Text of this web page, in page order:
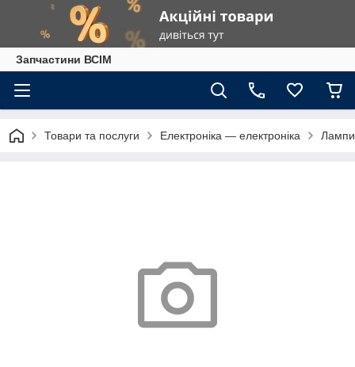
Запчастини ВСІМ
Товари та послуги Електроніка — електроніка Лампи